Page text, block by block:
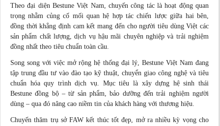
Theo đại diện Bestune Việt Nam, chuyến công tác là hoạt động quan
trọng nhằm củng cố mối quan hệ hợp tác chiến lược giữa hai bên,
đồng thời khẳng định cam kết mang đến cho người tiêu dùng Việt các
sản phẩm chất lượng, dịch vụ hậu mãi chuyên nghiệp và trải nghiệm
đồng nhất theo tiêu chuẩn toàn cầu.
Song song với việc mở rộng hệ thống đại lý, Bestune Việt Nam đang
tập trung đầu tư vào đào tạo kỹ thuật, chuyển giao công nghệ và tiêu
chuẩn hóa quy trình dịch vụ. Mục tiêu là xây dựng hệ sinh thái
Bestune đồng bộ – từ sản phẩm, bảo dưỡng đến trải nghiệm người
dùng – qua đó nâng cao niềm tin của khách hàng với thương hiệu.
Chuyến thăm trụ sở FAW kết thúc tốt đẹp, mở ra nhiều kỳ vọng cho